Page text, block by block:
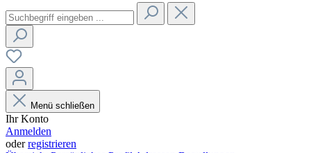
Menü schließen
Ihr Konto
Anmelden
oderregistrieren